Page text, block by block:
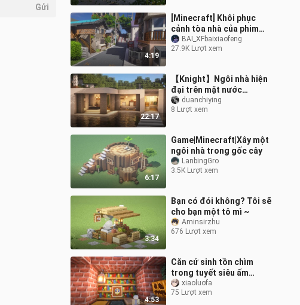
4:19
[Minecraft] Khôi phục
cảnh tòa nhà của phim
"Your Name" trong MC
BAI_XFbaixiaofeng
27.9K Lượt xem
22:17
【Knight】Ngôi nhà hiện
đại trên mặt nước
(Chuyển cảnh)
duanchiying
8 Lượt xem
6:17
Game|Minecraft|Xây một
ngôi nhà trong gốc cây
LanbingGro
3.5K Lượt xem
3:34
Bạn có đói không? Tôi sẽ
cho bạn một tô mì ~
Aminsirzhu
676 Lượt xem
4:53
Căn cứ sinh tồn chìm
trong tuyết siêu ấm
áp||Hướng dẫn xây dựng
Minecraft [Rơi
xiaoluofa
75 Lượt xem
Gửi